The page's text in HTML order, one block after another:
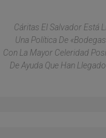
Cáritas El Salvador Está
Una Política De
Con La Mayor Celeridad
De Ayuda Que Han